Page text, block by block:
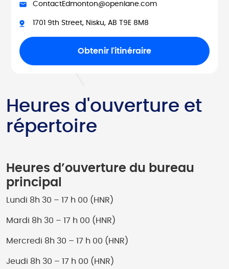
ContactEdmonton@openlane.com
1701 9th Street, Nisku, AB T9E 8M8
Obtenir l'itinéraire
Heures d'ouverture et
répertoire
Heures d’ouverture du bureau
principal
Lundi 8h 30 – 17 h 00 (HNR)
Mardi 8h 30 – 17 h 00 (HNR)
Mercredi 8h 30 – 17 h 00 (HNR)
Jeudi 8h 30 – 17 h 00 (HNR)